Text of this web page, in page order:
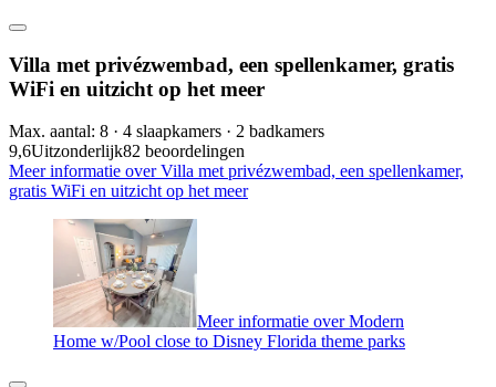
Villa met privézwembad, een spellenkamer, gratis
WiFi en uitzicht op het meer
Max. aantal: 8 · 4 slaapkamers · 2 badkamers
9,6Uitzonderlijk82 beoordelingen
Meer informatie over Villa met privézwembad, een spellenkamer,
gratis WiFi en uitzicht op het meer
Meer informatie over Modern
Home w/Pool close to Disney Florida theme parks